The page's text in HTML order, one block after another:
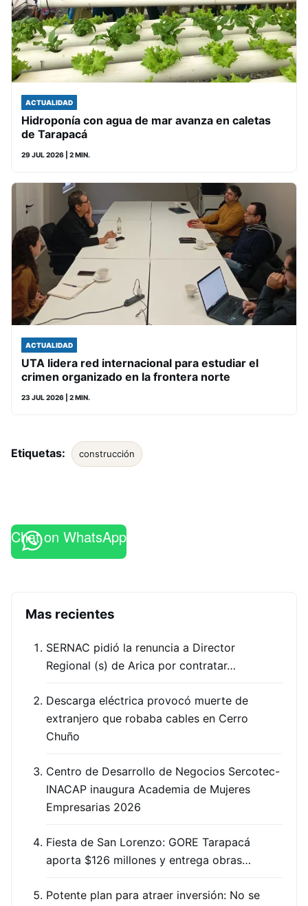
ACTUALIDAD
Hidroponía con agua de mar avanza en caletas
de Tarapacá
29 JUL 2026 | 2 MIN.
ACTUALIDAD
UTA lidera red internacional para estudiar el
crimen organizado en la frontera norte
23 JUL 2026 | 2 MIN.
Etiquetas: construcción
Chat on WhatsApp
Mas recientes
SERNAC pidió la renuncia a Director
Regional (s) de Arica por contratar…
Descarga eléctrica provocó muerte de
extranjero que robaba cables en Cerro
Chuño
Centro de Desarrollo de Negocios Sercotec-
INACAP inaugura Academia de Mujeres
Empresarias 2026
Fiesta de San Lorenzo: GORE Tarapacá
aporta $126 millones y entrega obras…
Potente plan para atraer inversión: No se